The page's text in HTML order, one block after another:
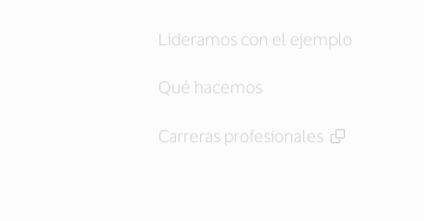
Lideramos con el ejemplo
Qué hacemos
Carreras profesionales